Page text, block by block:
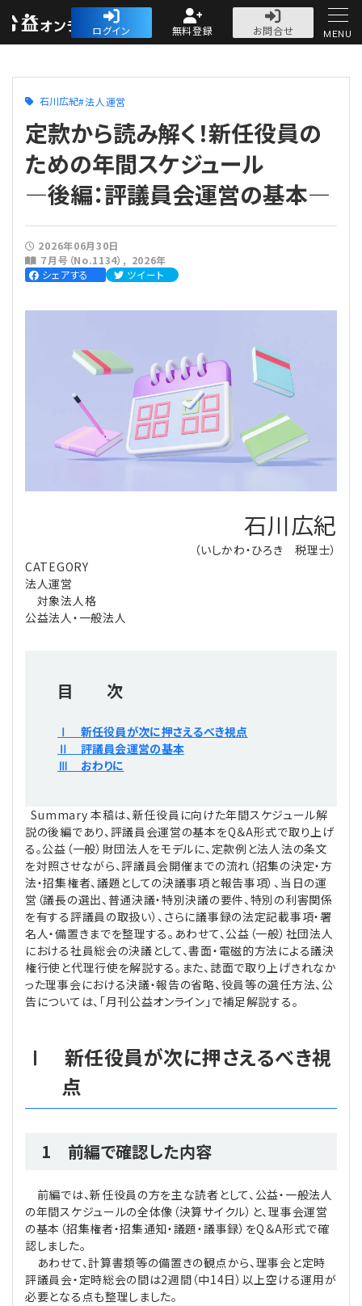
公益・一般法人オ
ログイン 無料登録
お問合せ
人気記事
法人運営
評議員会・社員総会
理事・監事
評議員
法改正-法人運営
会計・税務
定期提出書類
会計処理
電子帳簿保存法
労務管理
給与計算
利益相反取引
カレンダー
NEWS・TOPIC・特報
【連載】会計相談室
【連載】公益法人運営実務の処方箋
【連載】公益法人のための「新公益信託」活用戦略
【連載】採用・定着・育成のための人事戦略
【連載】事例に学ぶ立入検査で想定される指摘事項
【連載】シェアコモン200 誌上相談室
【連載】実務と税務のポイント
【連載】テーマで紐解く逆引きガイドライン
【連載】悩みと向き合う経営学
【連載】非営利法人AtoZei
【連載】労務管理の歩き方
【連載】AI活用のすすめ
公益・一般法人オンラインとは
登録案内
お問合せ
プライバシーポリシー
MENU
石川広紀 法人運営
定款から読み解く！新任役員の
ための年間スケジュール
―後編：評議員会運営の基本―
2026年06月30日
７月号（No.1134）
2026年
シェアする
ツイート
石川広紀
（いしかわ・ひろき 税理士）
CATEGORY
法人運営
対象法人格
公益法人・一般法人
目 次
Ⅰ 新任役員が次に押さえるべき視点
Ⅱ 評議員会運営の基本
Ⅲ おわりに
Summary 本稿は、新任役員に向けた年間スケジュール解
説の後編であり、評議員会運営の基本をQ＆A形式で取り上げ
る。公益（一般）財団法人をモデルに、定款例と法人法の条文
を対照させながら、評議員会開催までの流れ（招集の決定・方
法・招集権者、議題としての決議事項と報告事項）、当日の運
営（議長の選出、普通決議・特別決議の要件、特別の利害関係
を有する評議員の取扱い）、さらに議事録の法定記載事項・署
名人・備置きまでを整理する。あわせて、公益（一般）社団法人
における社員総会の決議として、書面・電磁的方法による議決
権行使と代理行使を解説する。また、誌面で取り上げきれなか
った理事会における決議・報告の省略、役員等の選任方法、公
告については、「月刊公益オンライン」で補足解説する。
Ⅰ 新任役員が次に押さえるべき視
点
1 前編で確認した内容
前編では、新任役員の方を主な読者として、公益・一般法人
の年間スケジュールの全体像（決算サイクル）と、理事会運営
の基本（招集権者・招集通知・議題・議事録）をQ＆A形式で確
認しました。
あわせて、計算書類等の備置きの観点から、理事会と定時
評議員会・定時総会の間は2週間（中14日）以上空ける運用が
必要となる点も整理しました。